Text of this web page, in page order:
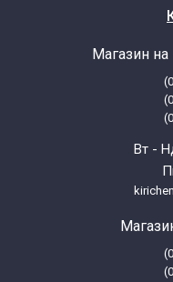
LG
LG
LG
LG
Магазин
Вт -